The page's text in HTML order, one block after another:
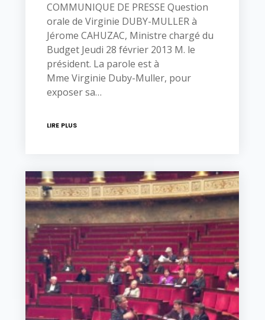
COMMUNIQUE DE PRESSE Question
orale de Virginie DUBY-MULLER à
Jérome CAHUZAC, Ministre chargé du
Budget Jeudi 28 février 2013 M. le
président. La parole est à
Mme Virginie Duby-Muller, pour
exposer sa…
LIRE PLUS